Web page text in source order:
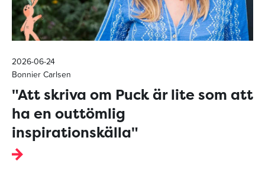
2026-06-24
Bonnier Carlsen
"Att skriva om Puck är lite som att
ha en outtömlig
inspirationskälla"